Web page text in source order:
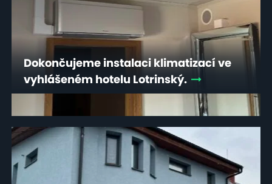
Dokončujeme instalaci klimatizací ve
vyhlášeném hotelu Lotrinský.